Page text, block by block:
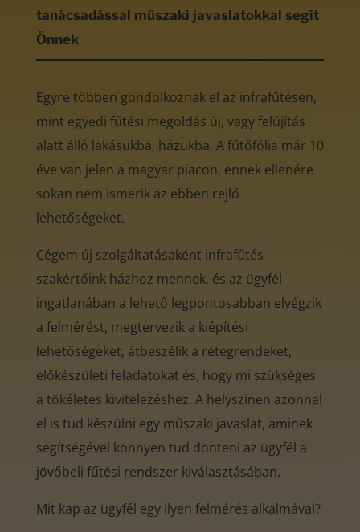
tanácsadással műszaki javaslatokkal segít
Önnek
Egyre többen gondolkoznak el az infrafűtésen,
mint egyedi fűtési megoldás új, vagy felújítás
alatt álló lakásukba, házukba. A fűtőfólia már 10
éve van jelen a magyar piacon, ennek ellenére
sokan nem ismerik az ebben rejlő
lehetőségeket.
Cégem új szolgáltatásaként infrafűtés
szakértőink házhoz mennek, és az ügyfél
ingatlanában a lehető legpontosabban elvégzik
a felmérést, megtervezik a kiépítési
lehetőségeket, átbeszélik a rétegrendeket,
előkészületi feladatokat és, hogy mi szükséges
a tökéletes kivitelezéshez. A helyszínen azonnal
el is tud készülni egy műszaki javaslat, aminek
segítségével könnyen tud dönteni az ügyfél a
jövőbeli fűtési rendszer kiválasztásában.
Mit kap az ügyfél egy ilyen felmérés alkalmával?